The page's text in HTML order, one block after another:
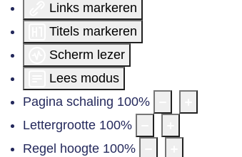
Links markeren
Titels markeren
Scherm lezer
Lees modus
Pagina schaling 100%
Lettergrootte 100%
Regel hoogte 100%